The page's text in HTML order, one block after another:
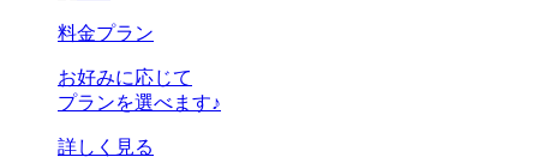
料金プラン
お好みに応じて
プランを選べます♪
詳しく見る